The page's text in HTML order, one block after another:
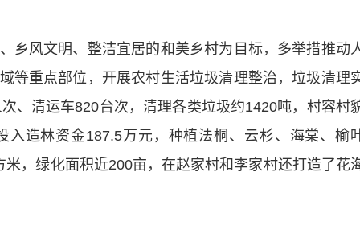
风文明、整洁宜居的和美乡村为目标，多举措推动
等重点部位，开展农村生活垃圾清理整治，垃圾清理
、清运车820台次，清理各类垃圾约1420吨，村容村
造林资金187.5万元，种植法桐、云杉、海棠、榆
，绿化面积近200亩，在赵家村和李家村还打造了花